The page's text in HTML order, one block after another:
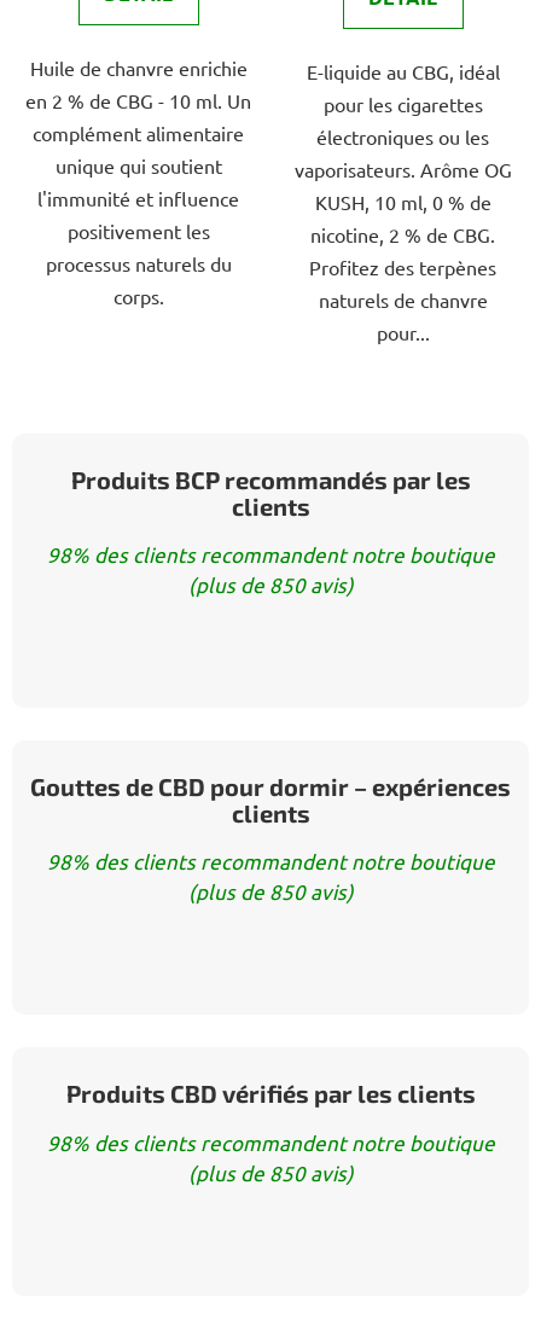
5
étoiles.
Huile de chanvre enrichie
en 2 % de CBG - 10 ml. Un
complément alimentaire
unique qui soutient
l'immunité et influence
positivement les
processus naturels du
corps.
4,0
5
étoiles.
E-liquide au CBG, idéal
pour les cigarettes
électroniques ou les
vaporisateurs. Arôme OG
KUSH, 10 ml, 0 % de
nicotine, 2 % de CBG.
Profitez des terpènes
naturels de chanvre
pour...
Produits BCP recommandés par les
clients
98% des clients recommandent notre boutique
(plus de 850 avis)
Gouttes de CBD pour dormir – expériences
clients
98% des clients recommandent notre boutique
(plus de 850 avis)
Produits CBD vérifiés par les clients
98% des clients recommandent notre boutique
(plus de 850 avis)